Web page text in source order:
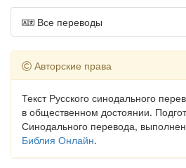
Все переводы
Авторские права
Текст Русского синодального
в общественном достоянии.
Синодального перевода,
Библия Онлайн.